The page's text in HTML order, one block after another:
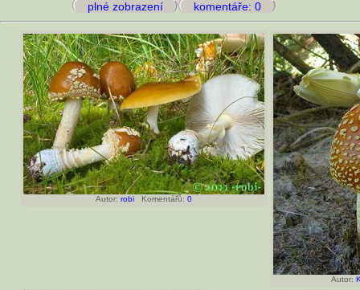
plné zobrazení komentáře: 0
Autor: robi Komentářů: 0
Autor: